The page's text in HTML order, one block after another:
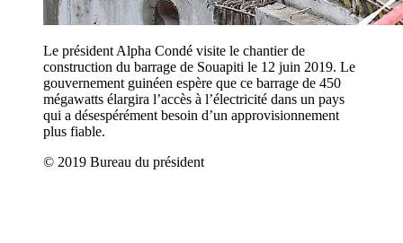
Le président Alpha Condé visite le chantier de
construction du barrage de Souapiti le 12 juin 2019. Le
gouvernement guinéen espère que ce barrage de 450
mégawatts élargira l’accès à l’électricité dans un pays
qui a désespérément besoin d’un approvisionnement
plus fiable.
© 2019 Bureau du président